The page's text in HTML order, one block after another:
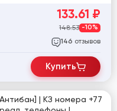
133.61 ₽
148.53 -10%
146 отзывов
Купить
| КЗ номера +77